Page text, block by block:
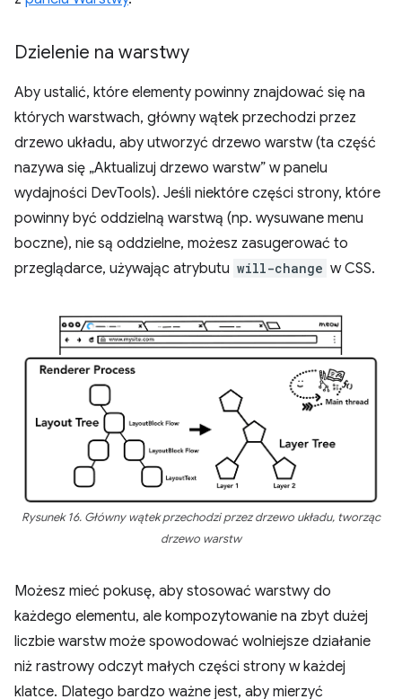
Dzielenie na warstwy
Aby ustalić, które elementy powinny znajdować się na
których warstwach, główny wątek przechodzi przez
drzewo układu, aby utworzyć drzewo warstw (ta część
nazywa się „Aktualizuj drzewo warstw” w panelu
wydajności DevTools). Jeśli niektóre części strony, które
powinny być oddzielną warstwą (np. wysuwane menu
boczne), nie są oddzielne, możesz zasugerować to
przeglądarce, używając atrybutu will-change w CSS.
Rysunek 16. Główny wątek przechodzi przez drzewo układu, tworząc
drzewo warstw
Możesz mieć pokusę, aby stosować warstwy do
każdego elementu, ale kompozytowanie na zbyt dużej
liczbie warstw może spowodować wolniejsze działanie
niż rastrowy odczyt małych części strony w każdej
klatce. Dlatego bardzo ważne jest, aby mierzyć